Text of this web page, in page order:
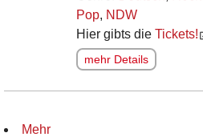
Pop, NDW
Hier gibts die Tickets!
mehr Details
Mehr